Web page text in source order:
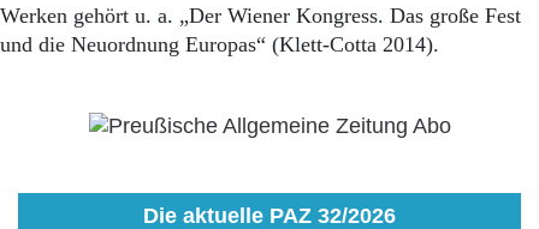
Werken gehört u. a. „Der Wiener Kongress. Das große Fest
und die Neuordnung Europas“ (Klett-Cotta 2014).
Die aktuelle PAZ 32/2026